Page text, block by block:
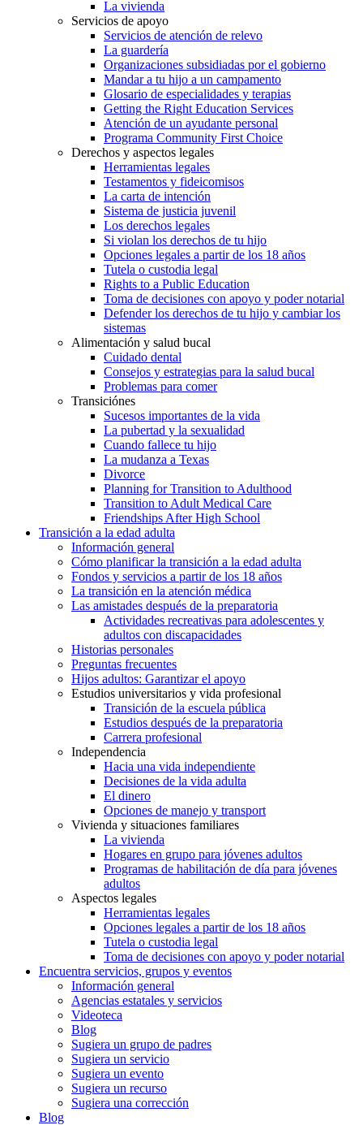
La vivienda
Servicios de apoyo
Servicios de atención de relevo
La guardería
Organizaciones subsidiadas por el gobierno
Mandar a tu hijo a un campamento
Glosario de especialidades y terapias
Getting the Right Education Services
Atención de un ayudante personal
Programa Community First Choice
Derechos y aspectos legales
Herramientas legales
Testamentos y fideicomisos
La carta de intención
Sistema de justicia juvenil
Los derechos legales
Si violan los derechos de tu hijo
Opciones legales a partir de los 18 años
Tutela o custodia legal
Rights to a Public Education
Toma de decisiones con apoyo y poder notarial
Defender los derechos de tu hijo y cambiar los
sistemas
Alimentación y salud bucal
Cuidado dental
Consejos y estrategias para la salud bucal
Problemas para comer
Transiciónes
Sucesos importantes de la vida
La pubertad y la sexualidad
Cuando fallece tu hijo
La mudanza a Texas
Divorce
Planning for Transition to Adulthood
Transition to Adult Medical Care
Friendships After High School
Transición a la edad adulta
Información general
Cómo planificar la transición a la edad adulta
Fondos y servicios a partir de los 18 años
La transición en la atención médica
Las amistades después de la preparatoria
Actividades recreativas para adolescentes y
adultos con discapacidades
Historias personales
Preguntas frecuentes
Hijos adultos: Garantizar el apoyo
Estudios universitarios y vida profesional
Transición de la escuela pública
Estudios después de la preparatoria
Carrera profesional
Independencia
Hacia una vida independiente
Decisiones de la vida adulta
El dinero
Opciones de manejo y transport
Vivienda y situaciones familiares
La vivienda
Hogares en grupo para jóvenes adultos
Programas de habilitación de día para jóvenes
adultos
Aspectos legales
Herramientas legales
Opciones legales a partir de los 18 años
Tutela o custodia legal
Toma de decisiones con apoyo y poder notarial
Encuentra servicios, grupos y eventos
Información general
Agencias estatales y servicios
Videoteca
Blog
Sugiera un grupo de padres
Sugiera un servicio
Sugiera un evento
Sugiera un recurso
Sugiera una corrección
Blog